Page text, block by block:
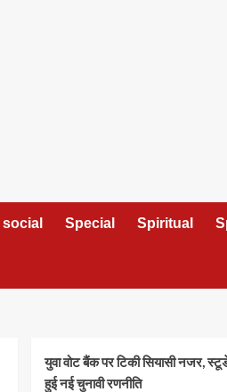
social Special Spiritual
युवा वोट बैंक पर टिकी सियासी नजर,
हुई नई चुनावी रणनीति